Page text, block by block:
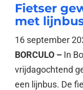
Fietser
met
16 september
BORCULO – In
vrijdagochtend
een lijnbus. De